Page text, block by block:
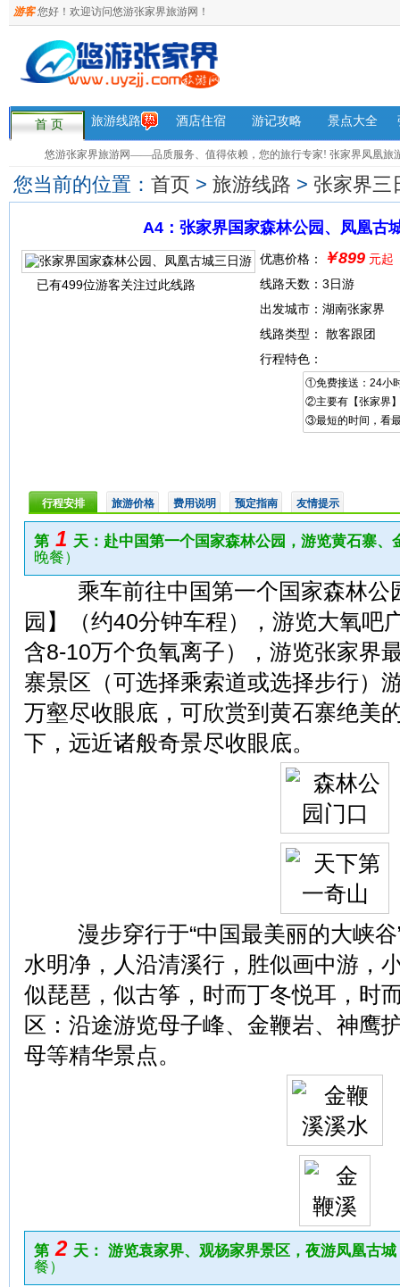
游客您好！欢迎访问悠游张家界旅游网！
首 页
悠游张家界旅游网——品质服务、值得依赖，您的旅行专家! 张家界凤凰旅
旅游线路 酒店住宿 游记攻略 景点大全
您当前的位置： 首页 > 旅游线路 > 张家界三
A4：张家界国家森林公园、凤凰古
已有499位游客关注过此线路
优惠价格： ￥899 元起
线路天数：3日游
出发城市：湖南张家界
线路类型： 散客跟团
行程特色：
①免费接送：24小
②主要有【张家界
③最短的时间，看
行程安排 旅游价格 费用说明 预定指南 友情提示
第 1 天：赴中国第一个国家森林公园，游览黄石寨
晚餐）
乘车前往中国第一个国家森林公
园】（约40分钟车程），游览大氧吧
含8-10万个负氧离子），游览张家界
寨景区（可选择乘索道或选择步行）
万壑尽收眼底，可欣赏到黄石寨绝美
下，远近诸般奇景尽收眼底。
漫步穿行于“中国最美丽的大峡谷
水明净，人沿清溪行，胜似画中游，
似琵琶，似古筝，时而丁冬悦耳，时
区：沿途游览母子峰、金鞭岩、神鹰
母等精华景点。
第 2 天： 游览袁家界、观杨家界景区，夜游凤凰古城
餐）